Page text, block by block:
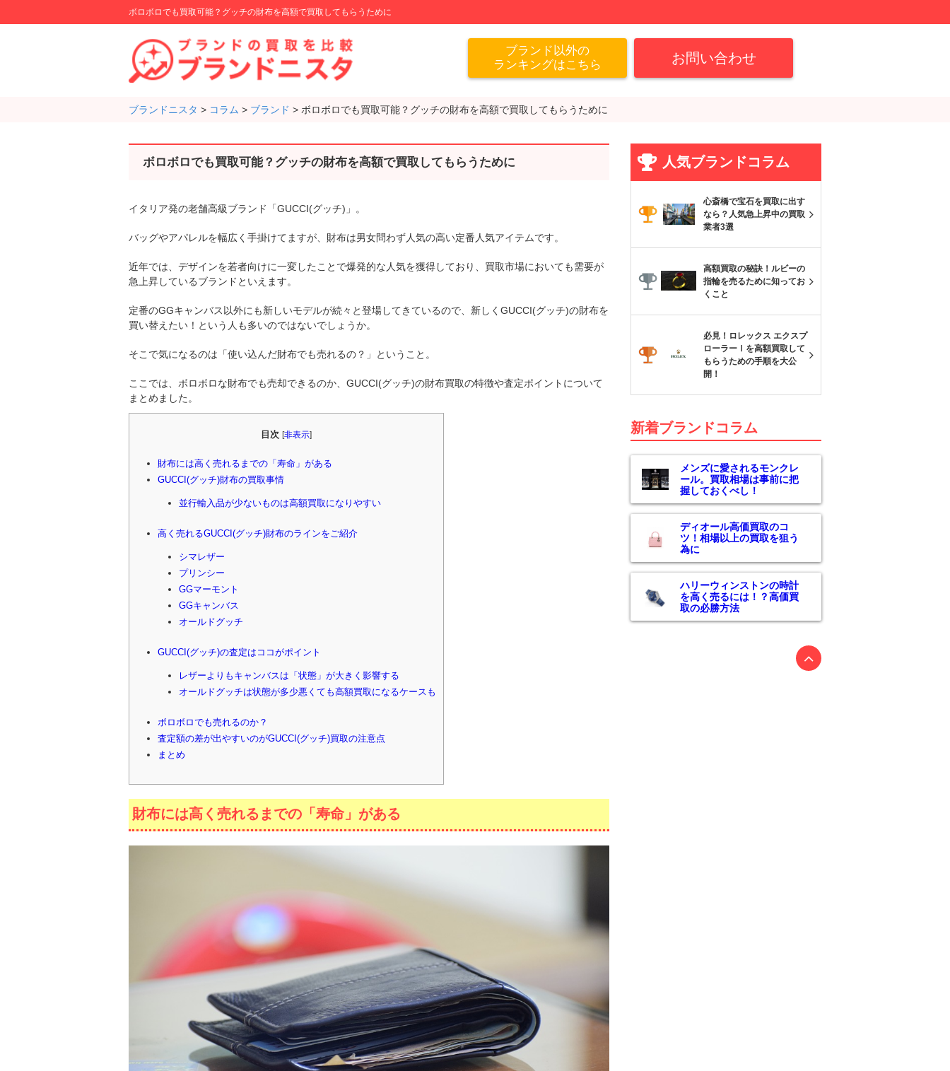
ボロボロでも買取可能？グッチの財布を高額で買取してもらうために
ブランド以外の
ランキングはこちら
お問い合わせ
ブランドニスタ > コラム > ブランド > ボロボロでも買取可能？グッチの財布を高額で買取してもらうために
ボロボロでも買取可能？グッチの財布を高額で買取してもらうために
イタリア発の老舗高級ブランド「GUCCI(グッチ)」。
バッグやアパレルを幅広く手掛けてますが、財布は男女問わず人気の高い定番人気アイテムです。
近年では、デザインを若者向けに一変したことで爆発的な人気を獲得しており、買取市場においても需要が
急上昇しているブランドといえます。
定番のGGキャンバス以外にも新しいモデルが続々と登場してきているので、新しくGUCCI(グッチ)の財布を
買い替えたい！という人も多いのではないでしょうか。
そこで気になるのは「使い込んだ財布でも売れるの？」ということ。
ここでは、ボロボロな財布でも売却できるのか、GUCCI(グッチ)の財布買取の特徴や査定ポイントについて
まとめました。
目次 [非表示]
財布には高く売れるまでの「寿命」がある
GUCCI(グッチ)財布の買取事情
並行輸入品が少ないものは高額買取になりやすい
高く売れるGUCCI(グッチ)財布のラインをご紹介
シマレザー
プリンシー
GGマーモント
GGキャンバス
オールドグッチ
GUCCI(グッチ)の査定はココがポイント
レザーよりもキャンバスは「状態」が大きく影響する
オールドグッチは状態が多少悪くても高額買取になるケースも
ボロボロでも売れるのか？
査定額の差が出やすいのがGUCCI(グッチ)買取の注意点
まとめ
財布には高く売れるまでの「寿命」がある
人気ブランドコラム
心斎橋で宝石を買取に出す
なら？人気急上昇中の買取
業者3選
高額買取の秘訣！ルビーの
指輪を売るために知ってお
くこと
必見！ロレックス エクスプ
ローラーⅠを高額買取して
もらうための手順を大公
開！
新着ブランドコラム
メンズに愛されるモンクレ
ール。買取相場は事前に把
握しておくべし！
ディオール高価買取のコ
ツ！相場以上の買取を狙う
為に
ハリーウィンストンの時計
を高く売るには！？高価買
取の必勝方法